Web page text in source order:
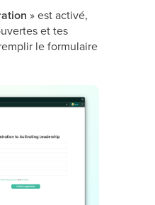
» est activé,
et tes
le formulaire